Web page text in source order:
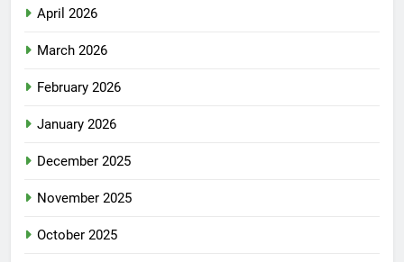
April 2026
March 2026
February 2026
January 2026
December 2025
November 2025
October 2025